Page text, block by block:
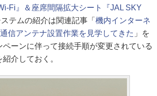
Fi』＆座席間隔拡大シート『JAL SKY
テムの紹介は関連記事「 機内インターネ
信アンテナ設置作業を見学してきた 」を
ーンに伴って接続手順が変更されている
介しておく。